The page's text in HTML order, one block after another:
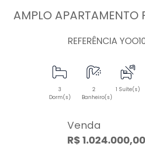
AMPLO APARTAMENTO
REFERÊNCIA
3
Dorm(s)
2
Banheiro(s)
1 Suíte(s)
Venda
R$ 1.024.000,00